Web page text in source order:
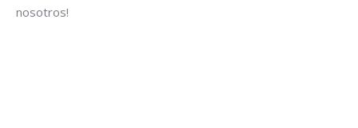
nosotros!